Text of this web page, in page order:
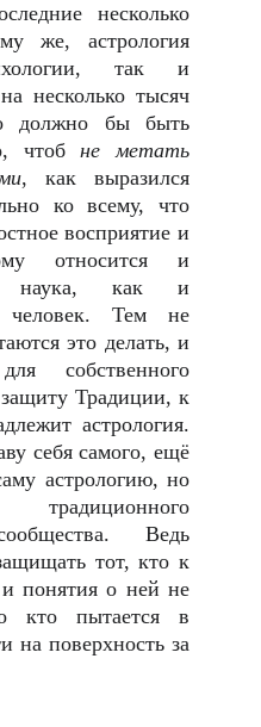
несколько
же, астрология
так и
несколько тысяч
должно бы быть
чтобне метать
, как выразился
ко всему, что
восприятие и
относится и
наука, как и
человек. Тем не
это делать, и
собственного
Традиции, к
астрология.
себя самого, ещё
астрологию, но
Ведь
тот, кто к
понятия о ней не
кто пытается в
на поверхность за